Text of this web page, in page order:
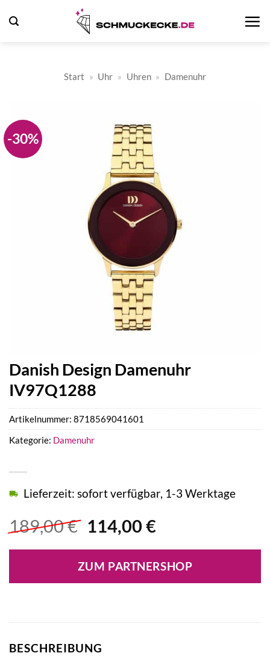
Inhalt
Start » Uhr » Uhren » Damenuhr
-30%
Danish Design Damenuhr
IV97Q1288
189,00€ Ursprünglicher
war:
189,00 €
114,00 €Aktueller
ist:
114,00 €.
Lieferzeit: sofort verfügbar, 1-3 Werktage
ZUM PARTNERSHOP
Artikelnummer: 8718569041601
Kategorie: Damenuhr
BESCHREIBUNG